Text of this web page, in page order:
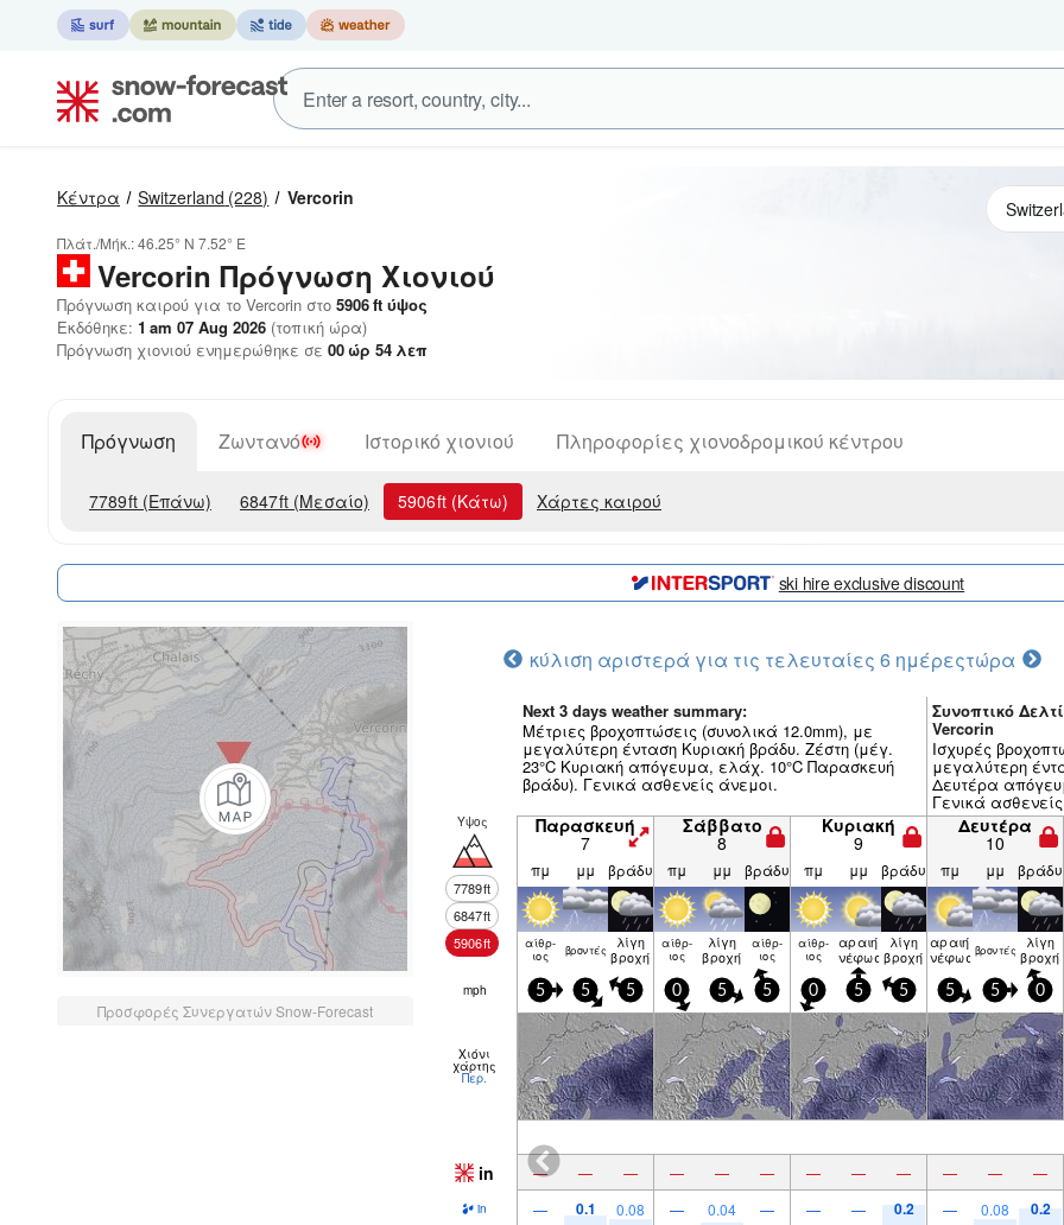
Κέντρα Switzerland (228) Vercorin
Πλάτ./Μήκ.:46.25° N 7.52° E
Vercorin Πρόγνωση Χιονιού
Πρόγνωση καιρού για το Vercorin στο 5906ft ύψος
Εκδόθηκε: 1 am 07 Aug 2026 (τοπική ώρα)
Πρόγνωση χιονιού ενημερώθηκε σε 00ώρ 54 λεπ
Πρόγνωση Ζωντανό Ιστορικό χιονιού Πληροφορίες χιονοδρομικού κέντρου
7789ft (Επάνω) 6847ft (Μεσαίο) 5906ft (Κάτω) Χάρτες καιρού
ski hire exclusive discount
Προσφορές Συνεργατών Snow-Forecast
κύλιση αριστερά για τις τελευταίες 6 ημέρεςτώρα
Next 3 days weather summary:
Μέτριες βροχοπτώσεις (συνολικά 12.0mm), με
μεγαλύτερη ένταση Κυριακή βράδυ. Ζέστη (μέγ.
23°C Κυριακή απόγευμα, ελάχ. 10°C Παρασκευή
βράδυ). Γενικά ασθενείς άνεμοι.
Συνοπτικό
Vercorin
Ισχυρές
μεγαλύτερη
Δευτέρα
Γενικά
Υψος
7789ft
6847ft
5906ft
Παρασκευή
7
Σάββατο
8
Κυριακή
9
Δευτέρα
10
πμ μμ βράδυ πμ μμ βράδυ πμ μμ βράδυ πμ μμ βράδυ
αίθρ­
ιος βρον­τές λίγη
βροχή
αίθρ­
ιος
λίγη
βροχή
αίθρ­
ιος
αίθρ­
ιος
αραιή
νέφωση
λίγη
βροχή
αραιή
νέφωσηβρον­τές λίγη
βροχή
mph 5 5 5 0 5 5 0 5 5 5 5 0
Χιόνι
χάρτης
Περ.
in — — — — — — — — — — — —
in — 0.1 0.08 — 0.04 — — — 0.2 — 0.08 0.2